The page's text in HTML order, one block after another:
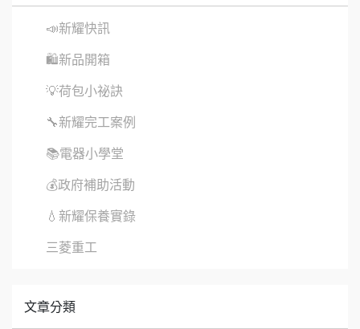
📣新耀快訊
🛍新品開箱
💡荷包小祕訣
🔧新耀完工案例
📚電器小學堂
💰政府補助活動
💧新耀保養實錄
三菱重工
文章分類